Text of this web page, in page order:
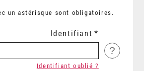
un astérisque sont obligatoires.
Identifiant
?
Identifiant oublié ?